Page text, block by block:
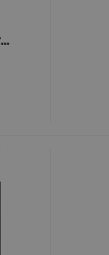
Uwolnij się! Od Buddy do Arendt – 8 terapeutycznych lekcji